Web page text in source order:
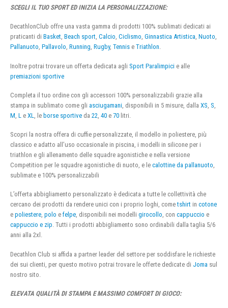
SCEGLI IL TUO SPORT ED INIZIA LA PERSONALIZZAZIONE:
DecathlonClub offre una vasta gamma di prodotti 100% sublimati dedicati ai
praticanti di Basket, Beach sport, Calcio, Ciclismo, Ginnastica Artistica, Nuoto,
Pallanuoto, Pallavolo, Running, Rugby, Tennis e Triathlon.
Inoltre potrai trovare un offerta dedicata agli Sport Paralimpici e alle
premiazioni sportive
Completa il tuo ordine con gli accessori 100% personalizzabili grazie alla
stampa in sublimato come gli asciugamani , disponibili in 5 misure, dalla XS S
M L e XL , le borse sportive da 22 40 e 70 litri.
Scopri la nostra offera di cuffie personalizzate, il modello in poliestere, più
classico e adatto all’uso occasionale in piscina, i modelli in silicone per i
triathlon e gli allenamento delle squadre agonistiche e nella versione
Competition per le squadre agonistiche di nuoto, e le calottine da pallanuoto,
sublimate e 100% personalizzabili
L’offerta abbigliamento personalizzato è dedicata a tutte le collettività che
cercano dei prodotti da rendere unici con i proprio loghi, cometshirt in cotone
e poliestere, polo e felpe, disponibili nei modelli girocollo, con cappuccio e
cappuccio e zip. Tutti i prodotti abbigliamento sono ordinabili dalla taglia 5/6
anni alla 2xl.
Decathlon Club si affida a partner leader del settore per soddisfare le richieste
dei sui clienti, per questo motivo potrai trovare le offerte dedicate di Joma sul
nostro sito.
ELEVATA QUALITÀ DI STAMPA E MASSIMO COMFORT DI GIOCO: